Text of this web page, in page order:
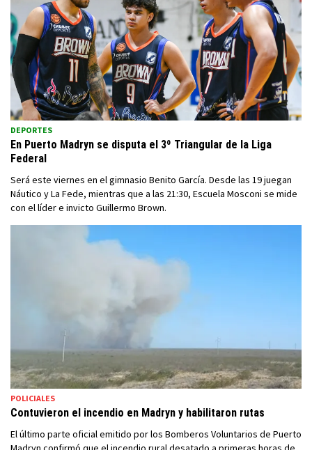
DEPORTES
En Puerto Madryn se disputa el 3º Triangular de la Liga
Federal
Será este viernes en el gimnasio Benito García. Desde las 19 juegan
Náutico y La Fede, mientras que a las 21:30, Escuela Mosconi se mide
con el líder e invicto Guillermo Brown.
POLICIALES
Contuvieron el incendio en Madryn y habilitaron rutas
El último parte oficial emitido por los Bomberos Voluntarios de Puerto